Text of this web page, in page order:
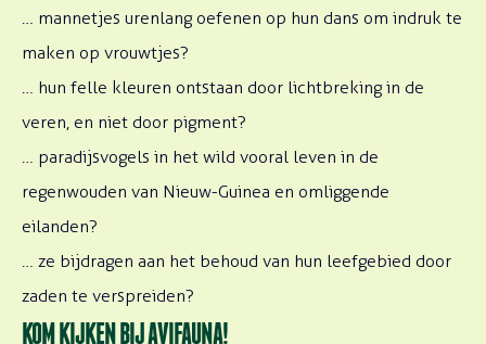
… mannetjes urenlang oefenen op hun dans om indruk te
maken op vrouwtjes?
… hun felle kleuren ontstaan door lichtbreking in de
veren, en niet door pigment?
… paradijsvogels in het wild vooral leven in de
regenwouden van Nieuw-Guinea en omliggende
eilanden?
… ze bijdragen aan het behoud van hun leefgebied door
zaden te verspreiden?
KOM KIJKEN BIJ AVIFAUNA!